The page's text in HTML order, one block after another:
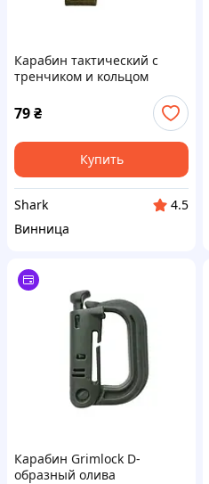
Карабин тактический с
тренчиком и кольцом
79₴
Купить
Shark
4.5
Винница
Карабин Grimlock D-
образный олива